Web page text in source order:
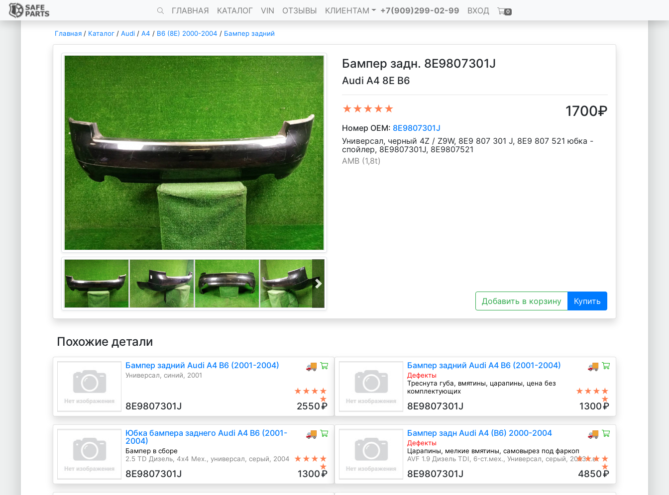
ГЛАВНАЯ КАТАЛОГ VIN ОТЗЫВЫ КЛИЕНТАМ +7(909)299-02-99 ВХОД 0
Главная / Каталог / Audi / A4 / B6 (8E) 2000-2004 / Бампер задний
Бампер задн. 8E9807301J
Audi A4 8E B6
★★★★★ 1700₽
Номер OEM: 8E9807301J
Универсал, черный 4Z / Z9W, 8E9 807 301 J, 8E9 807 521 юбка -
спойлер, 8E9807301J, 8E9807521
AMB (1,8t)
Добавить в корзину Купить
Похожие детали
🚚
Бампер задний Audi A4 B6 (2001-2004)
Универсал, синий, 2001
★★★★
★
8E9807301J 2550₽
🚚
Бампер задний Audi A4 B6 (2001-2004)
Дефекты
Треснута губа, вмятины, царапины, цена без
комплектующих
★★★★
★
8E9807301J 1300₽
🚚
Юбка бампера заднего Audi A4 B6 (2001-
2004)
Бампер в сборе
2.5 TD Дизель, 4x4 Мех., универсал, серый, 2004
★★★★
★
8E9807301J 1300₽
🚚
Бампер задн Audi A4 (B6) 2000-2004
Дефекты
Царапины, мелкие вмятины, самовырез под фаркоп
AVF 1.9 Дизель TDI, 6-ст.мех., Универсал, серый, 2003 г.в.
★★★★
★
8E9807301J 4850₽